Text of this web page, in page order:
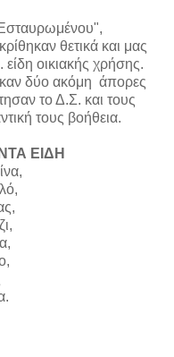
θετικά και μας
οικιακής χρήσης.
δύο ακόμη άπορες
το Δ.Σ. και τους
τους βοήθεια.
ΕΙΔΗ